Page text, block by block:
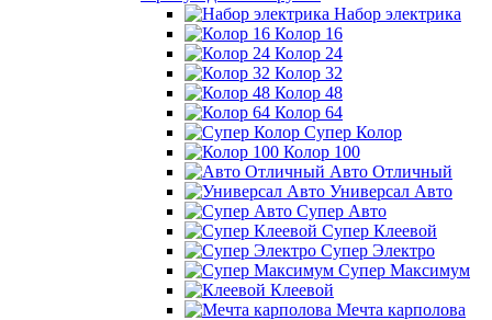
Набор электрика
Колор 16
Колор 24
Колор 32
Колор 48
Колор 64
Супер Колор
Колор 100
Авто Отличный
Универсал Авто
Супер Авто
Супер Клеевой
Супер Электро
Супер Максимум
Клеевой
Мечта карполова